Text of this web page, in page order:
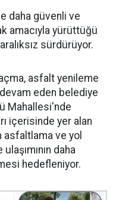
daha güvenli ve
amacıyla yürüttüğü
sürdürüyor.
asfalt yenileme
eden belediye
Mahallesi'nde
içerisinde yer alan
asfaltlama ve yol
daha
hedefleniyor.